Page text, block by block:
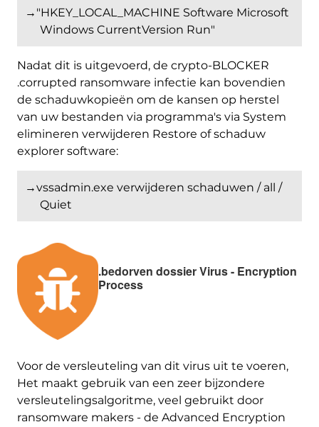
→"HKEY_LOCAL_MACHINE Software Microsoft
Windows CurrentVersion Run"
Nadat dit is uitgevoerd, de crypto-BLOCKER
.corrupted ransomware infectie kan bovendien
de schaduwkopieën om de kansen op herstel
van uw bestanden via programma's via System
elimineren verwijderen Restore of schaduw
explorer software:
→vssadmin.exe verwijderen schaduwen / all /
Quiet
.bedorven dossier Virus - Encryption
Process
Voor de versleuteling van dit virus uit te voeren,
Het maakt gebruik van een zeer bijzondere
versleutelingsalgoritme, veel gebruikt door
ransomware makers - de Advanced Encryption